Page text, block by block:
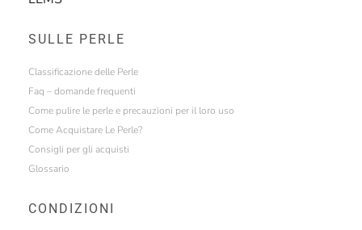
SULLE PERLE
Classificazione delle Perle
Faq – domande frequenti
Come pulire le perle e precauzioni per il loro uso
Come Acquistare Le Perle?
Consigli per gli acquisti
Glossario
CONDIZIONI